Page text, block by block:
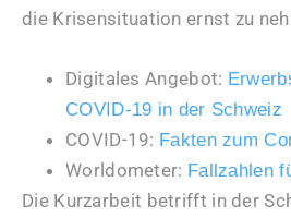
die Krisensituation ernst zu
Digitales Angebot:
COVID-19 in der Schweiz
COVID-19: Fakten zum
Worldometer: Fallzahlen
Die Kurzarbeit betrifft in der